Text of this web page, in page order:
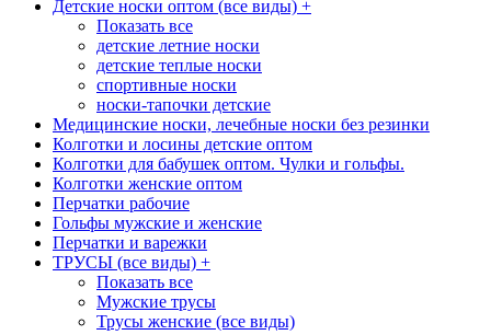
Детские носки оптом (все виды) +
Показать все
детские летние носки
детские теплые носки
спортивные носки
носки-тапочки детские
Медицинские носки, лечебные носки без резинки
Колготки и лосины детские оптом
Колготки для бабушек оптом. Чулки и гольфы.
Колготки женские оптом
Перчатки рабочие
Гольфы мужские и женские
Перчатки и варежки
ТРУСЫ (все виды) +
Показать все
Мужские трусы
Трусы женские (все виды)